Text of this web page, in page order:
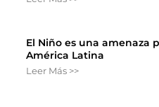
El Niño es una amenaza
América Latina
Leer Más >>